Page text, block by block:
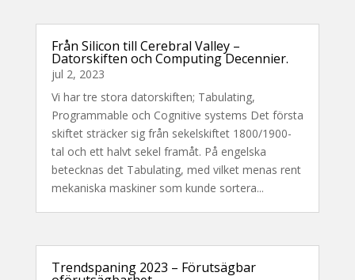
Från Silicon till Cerebral Valley –
Datorskiften och Computing Decennier.
jul 2, 2023
Vi har tre stora datorskiften; Tabulating,
Programmable och Cognitive systems Det första
skiftet sträcker sig från sekelskiftet 1800/1900-
tal och ett halvt sekel framåt. På engelska
betecknas det Tabulating, med vilket menas rent
mekaniska maskiner som kunde sortera...
Trendspaning 2023 – Förutsägbar